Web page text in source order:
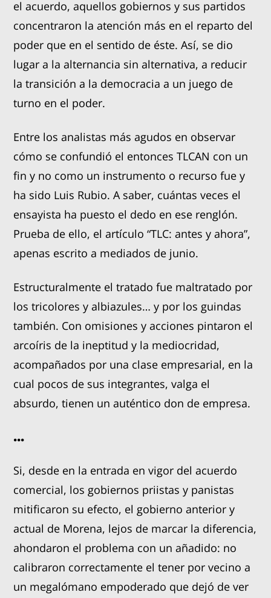
el acuerdo, aquellos gobiernos y sus partidos
concentraron la atención más en el reparto del
poder que en el sentido de éste. Así, se dio
lugar a la alternancia sin alternativa, a reducir
la transición a la democracia a un juego de
turno en el poder.
Entre los analistas más agudos en observar
cómo se confundió el entonces TLCAN con un
fin y no como un instrumento o recurso fue y
ha sido Luis Rubio. A saber, cuántas veces el
ensayista ha puesto el dedo en ese renglón.
Prueba de ello, el artículo “TLC: antes y ahora”,
apenas escrito a mediados de junio.
Estructuralmente el tratado fue maltratado por
los tricolores y albiazules… y por los guindas
también. Con omisiones y acciones pintaron el
arcoíris de la ineptitud y la mediocridad,
acompañados por una clase empresarial, en la
cual pocos de sus integrantes, valga el
absurdo, tienen un auténtico don de empresa.
...
Si, desde en la entrada en vigor del acuerdo
comercial, los gobiernos priistas y panistas
mitificaron su efecto, el gobierno anterior y
actual de Morena, lejos de marcar la diferencia,
ahondaron el problema con un añadido: no
calibraron correctamente el tener por vecino a
un megalómano empoderado que dejó de ver